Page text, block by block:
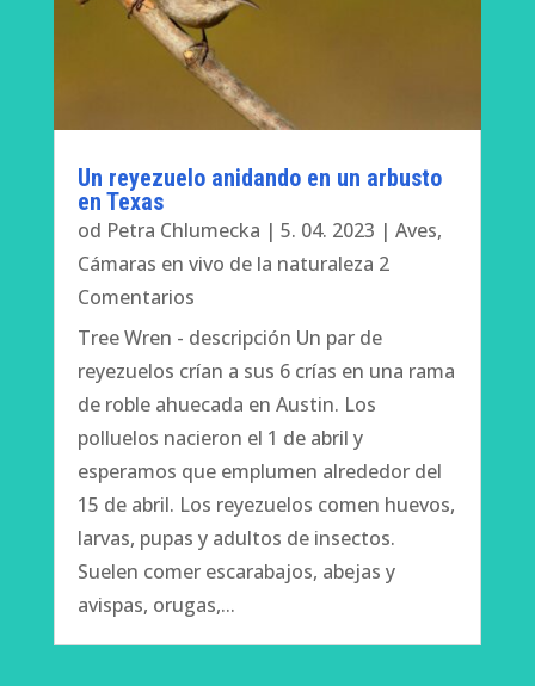
Un reyezuelo anidando en un arbusto
en Texas
od Petra Chlumecka | 5. 04. 2023 | Aves,
Cámaras en vivo de la naturaleza 2
Comentarios
Tree Wren - descripción Un par de
reyezuelos crían a sus 6 crías en una rama
de roble ahuecada en Austin. Los
polluelos nacieron el 1 de abril y
esperamos que emplumen alrededor del
15 de abril. Los reyezuelos comen huevos,
larvas, pupas y adultos de insectos.
Suelen comer escarabajos, abejas y
avispas, orugas,...